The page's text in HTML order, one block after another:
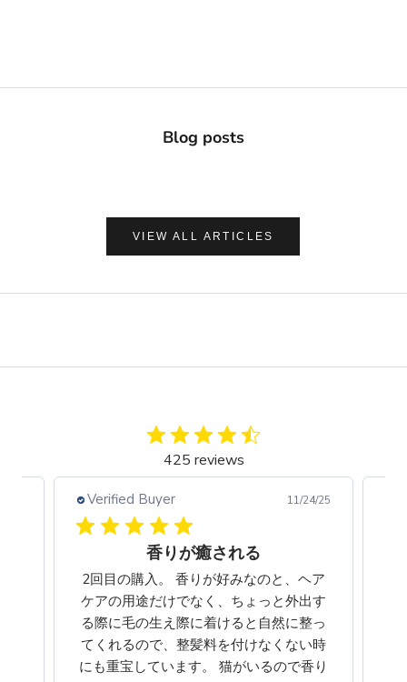
Blog posts
VIEW ALL ARTICLES
425 reviews
Verified Buyer 11/24/25
香りが癒される
2回目の購入。 香りが好みなのと、ヘア
ケアの用途だけでなく、ちょっと外出す
る際に毛の生え際に着けると自然に整っ
てくれるので、整髪料を付けなくない時
にも重宝しています。 猫がいるので香り